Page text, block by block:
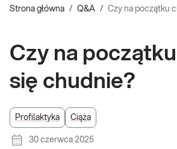
Strona główna / Q&A / Czy na początku
Czy na
się chudnie?
Profilaktyka Ciąża
30 czerwca 2025